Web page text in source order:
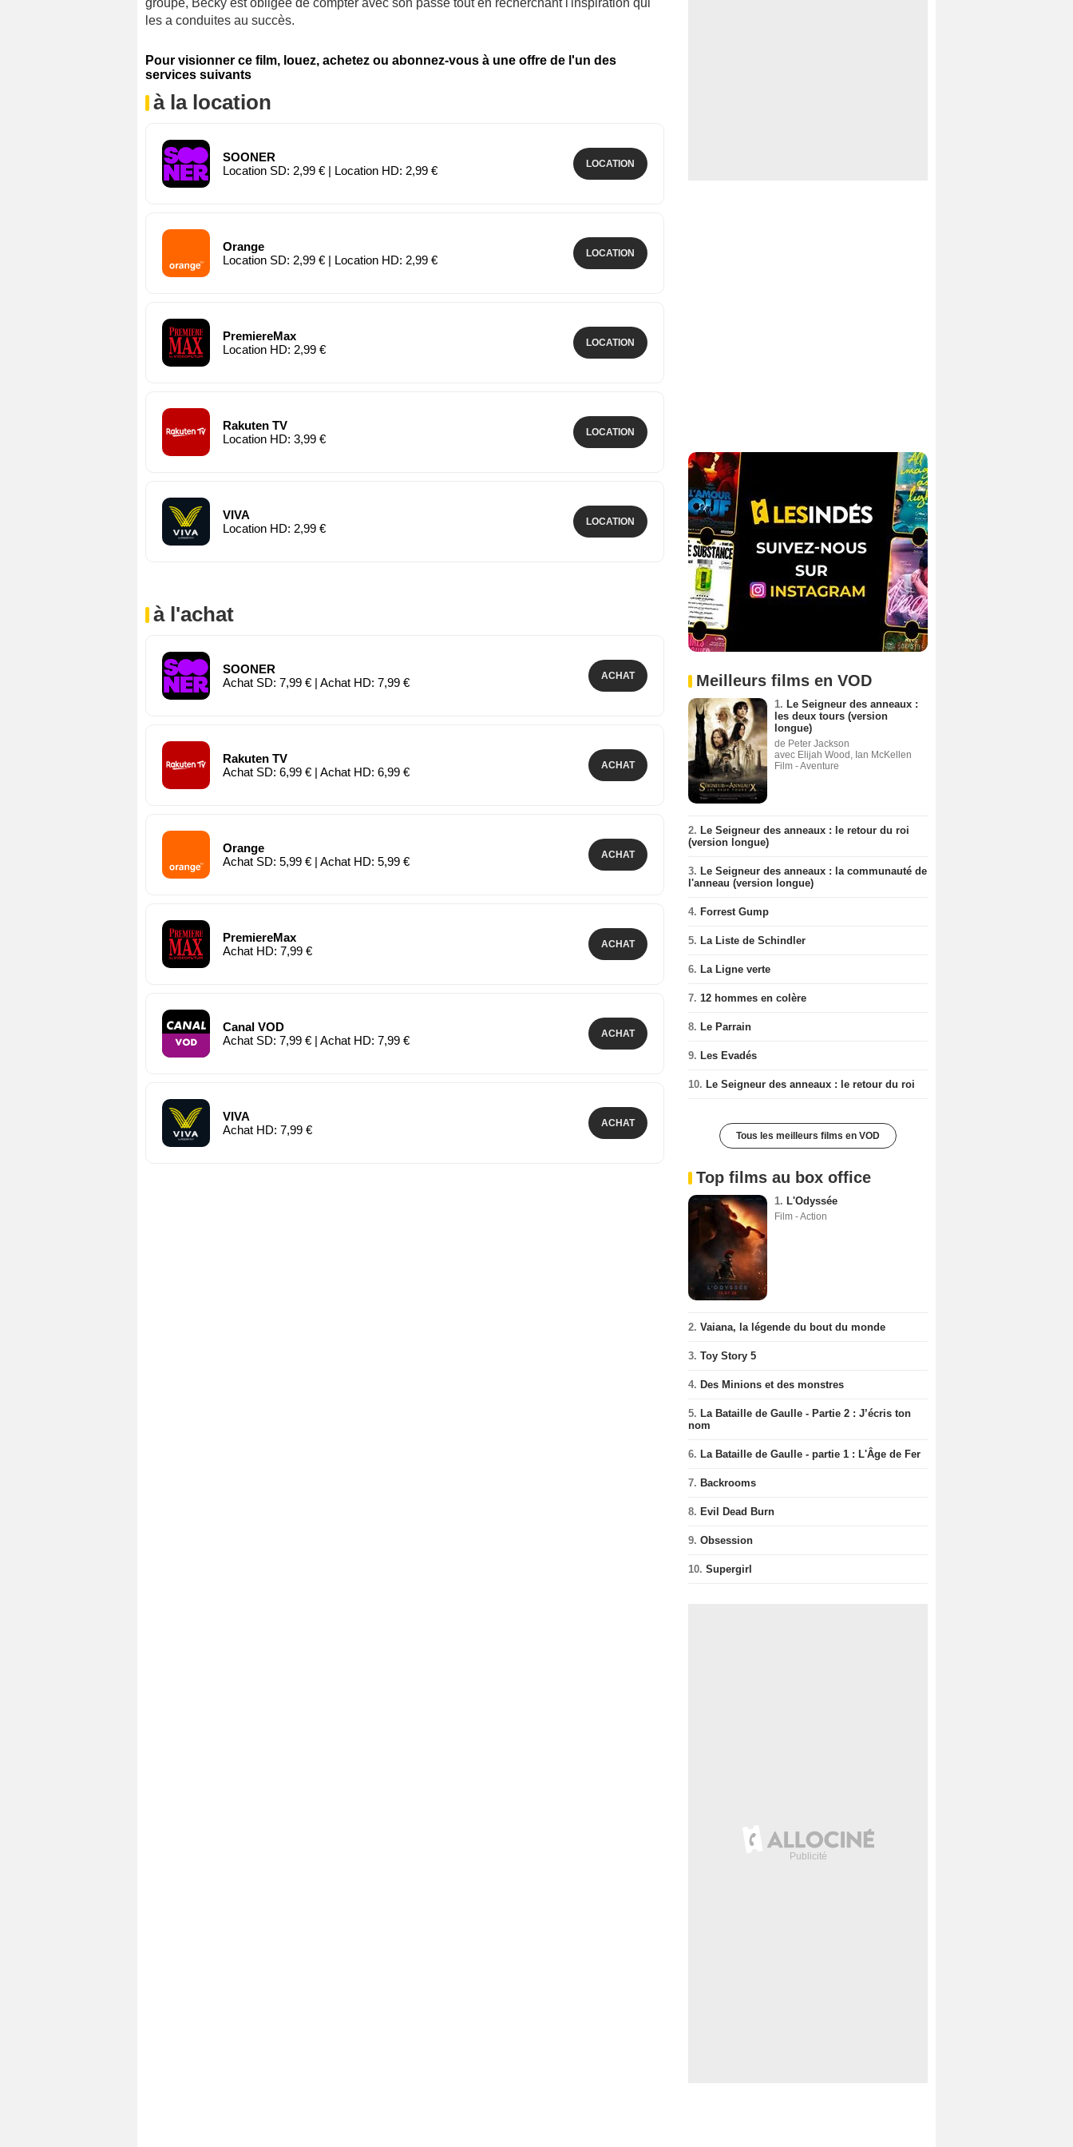
groupe, Becky est obligée de compter avec son passé tout en recherchant l'inspiration qui
les a conduites au succès.
Pour visionner ce film, louez, achetez ou abonnez-vous à une offre de l'un des
services suivants
à la location
SOONER
Location SD: 2,99 € | Location HD: 2,99 €
LOCATION
Orange
Location SD: 2,99 € | Location HD: 2,99 €
LOCATION
PremiereMax
Location HD: 2,99 €
LOCATION
Rakuten TV
Location HD: 3,99 €
LOCATION
VIVA
Location HD: 2,99 €
LOCATION
à l'achat
SOONER
Achat SD: 7,99 € | Achat HD: 7,99 €
ACHAT
Rakuten TV
Achat SD: 6,99 € | Achat HD: 6,99 €
ACHAT
Orange
Achat SD: 5,99 € | Achat HD: 5,99 €
ACHAT
PremiereMax
Achat HD: 7,99 €
ACHAT
Canal VOD
Achat SD: 7,99 € | Achat HD: 7,99 €
ACHAT
VIVA
Achat HD: 7,99 €
ACHAT
Meilleurs films en VOD
1. Le Seigneur des anneaux :
les deux tours (version
longue)
de Peter Jackson
avec Elijah Wood, Ian McKellen
Film - Aventure
2. Le Seigneur des anneaux : le retour du roi
(version longue)
3. Le Seigneur des anneaux : la communauté de
l'anneau (version longue)
4. Forrest Gump
5. La Liste de Schindler
6. La Ligne verte
7. 12 hommes en colère
8. Le Parrain
9. Les Evadés
10. Le Seigneur des anneaux : le retour du roi
Tous les meilleurs films en VOD
Top films au box office
1. L'Odyssée
Film - Action
2. Vaiana, la légende du bout du monde
3. Toy Story 5
4. Des Minions et des monstres
5. La Bataille de Gaulle - Partie 2 : J’écris ton
nom
6. La Bataille de Gaulle - partie 1 : L'Âge de Fer
7. Backrooms
8. Evil Dead Burn
9. Obsession
10. Supergirl